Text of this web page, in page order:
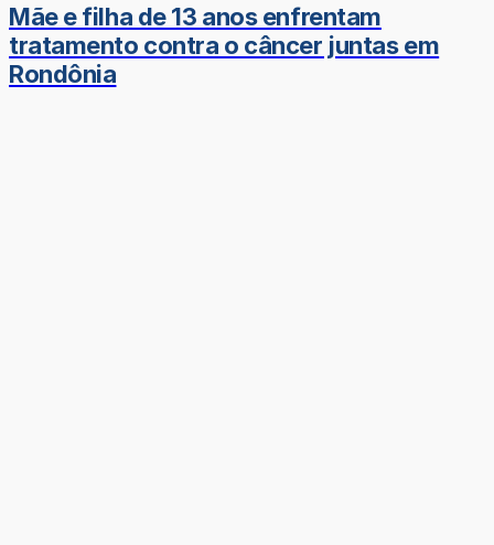
Mãe e filha de 13 anos enfrentam
tratamento contra o câncer juntas em
Rondônia